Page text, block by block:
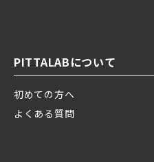
PITTALABについて
初めての方へ
よくある質問